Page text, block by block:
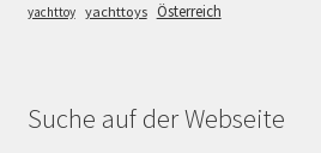
yachttoy yachttoys Österreich
Suche auf der Webseite